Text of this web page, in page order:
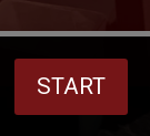
START